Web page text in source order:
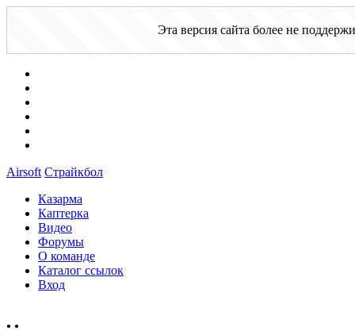
Эта версия сайта более не
Airsoft Страйкбол
Казарма
Каптерка
Видео
Форумы
О команде
Каталог ссылок
Вход
• •